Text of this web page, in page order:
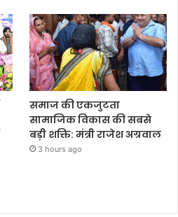
समाज की एकजुटता
सामाजिक विकास की सबसे
बड़ी शक्ति: मंत्री राजेश अग्रवाल
3 hours ago